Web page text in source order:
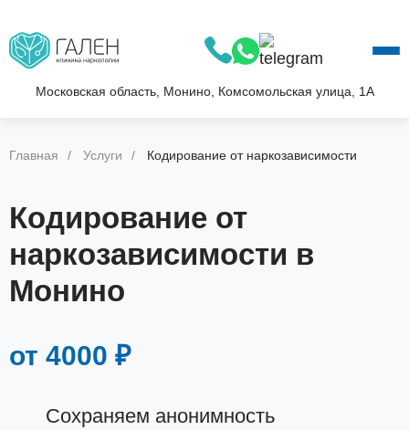
Московская область, Монино, Комсомольская улица, 1А
О КЛИНИКЕ
УСЛУГИ
КОНТАКТЫ
Главная Услуги Кодирование от наркозависимости
Кодирование от
наркозависимости в
Монино
от 4000 ₽
Сохраняем анонимность